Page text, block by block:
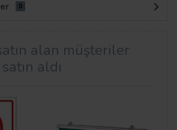
0
alan müşteriler
aldı